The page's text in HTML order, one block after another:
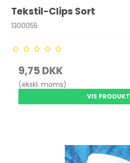
Tekstil-Clips Sort
1300055
9,75 DKK
(ekskl. moms)
VIS PRODUKT